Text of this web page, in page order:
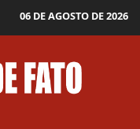
06 DE AGOSTO DE 2026